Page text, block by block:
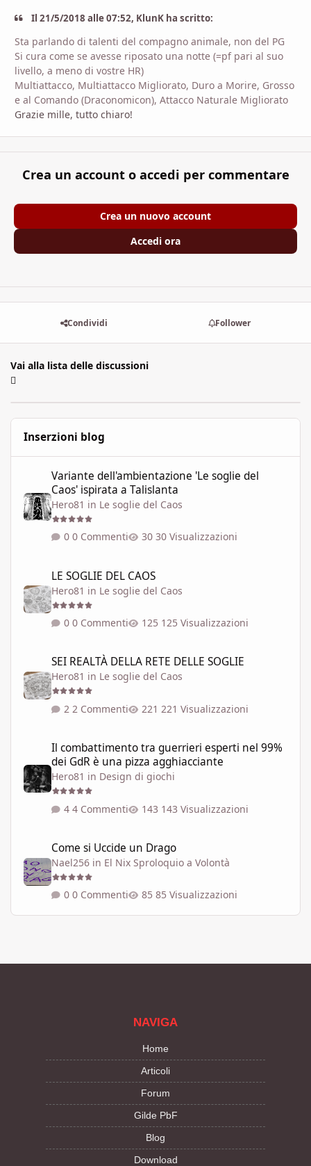
Il 21/5/2018 alle 07:52, KlunK ha scritto:
Sta parlando di talenti del compagno animale, non del PG
Si cura come se avesse riposato una notte (=pf pari al suo
livello, a meno di vostre HR)
Multiattacco, Multiattacco Migliorato, Duro a Morire, Grosso
e al Comando (Draconomicon), Attacco Naturale Migliorato
Grazie mille, tutto chiaro!
Crea un account o accedi per commentare
Crea un nuovo account
Accedi ora
Condividi Follower
Vai alla lista delle discussioni
Inserzioni blog
Variante dell'ambientazione 'Le soglie del
Caos' ispirata a Talislanta
Hero81 in Le soglie del Caos
0 Commenti 30 Visualizzazioni
LE SOGLIE DEL CAOS
Hero81 in Le soglie del Caos
0 Commenti 125 Visualizzazioni
SEI REALTÀ DELLA RETE DELLE SOGLIE
Hero81 in Le soglie del Caos
2 Commenti 221 Visualizzazioni
Il combattimento tra guerrieri esperti nel 99%
dei GdR è una pizza agghiacciante
Hero81 in Design di giochi
4 Commenti 143 Visualizzazioni
Come si Uccide un Drago
Nael256 in El Nix Sproloquio a Volontà
0 Commenti 85 Visualizzazioni
NAVIGA
Home
Articoli
Forum
Gilde PbF
Blog
Download